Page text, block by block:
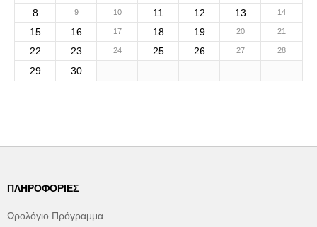
8 9 10 11 12 13 14
15 16 17 18 19 20 21
22 23 24 25 26 27 28
29 30
ΠΛΗΡΟΦΟΡΊΕΣ
Ωρολόγιο Πρόγραμμα